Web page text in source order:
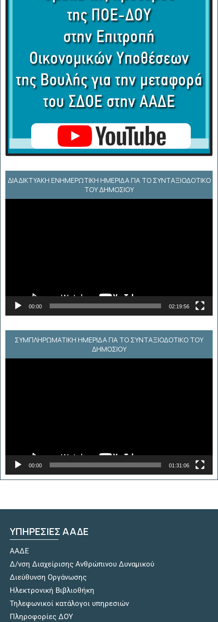
ΔΙΑΔΙΚΤΥΑΚΉ ΕΝΗΜΕΡΩΤΙΚΉ ΗΜΕΡΊΔΑ ΓΙΑ ΤΟ ΣΥΝΤΑΞΙΟΔΟΤΙΚΌ
ΤΟΥ ΔΗΜΟΣΊΟΥ
00:00 02:19:56
ΣΥΜΠΛΗΡΩΜΑΤΙΚΗ ΗΜΕΡΙΔΑ ΓΙΑ ΤΟ ΣΥΝΤΑΞΙΟΔΟΤΙΚΟ ΤΟΥ
ΔΗΜΟΣΙΟΥ
00:00 01:31:06
ΥΠΗΡΕΣΙΕΣ ΑΑΔΕ
ΑΑΔΕ
Δ/νση Διαχείρισης Ανθρώπινου Δυναμικού
Διεύθυνση Οργάνωσης
Hλεκτρονική Βιβλιοθήκη
Τηλεφωνικοί κατάλογοι υπηρεσιών
Πληροφορίες ΔΟΥ